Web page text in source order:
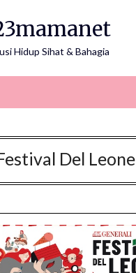
Hidup Sihat & Bahagia
Del Leone